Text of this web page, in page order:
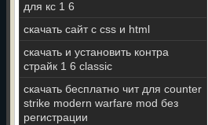
для кс 1 6
скачать сайт с css и html
скачать и установить контра
страйк 1 6 classic
скачать бесплатно чит для counter
strike modern warfare mod без
регистрации